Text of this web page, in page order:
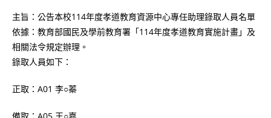
主旨：公告本校114年度孝道教育資源中心專任助理錄取人員名單
依據：教育部國民及學前教育署「114年度孝道教育實施計畫」及
相關法令規定辦理。
錄取人員如下：
正取：A01 李○蓁